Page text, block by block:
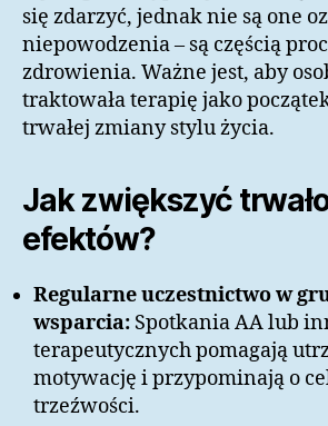
się zdarzyć, jednak nie są one
niepowodzenia – są częścią
zdrowienia. Ważne jest, aby
traktowała terapię jako
trwałej zmiany stylu życia.
Jak zwiększyć
efektów?
Regularne uczestnictwo w
wsparcia: Spotkania AA lub
terapeutycznych pomagają
motywację i przypominają o
trzeźwości.